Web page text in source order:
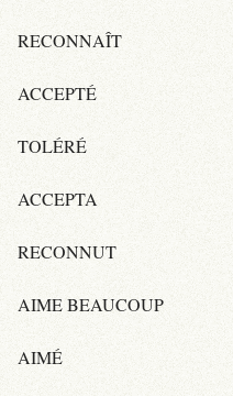
RECONNAÎT
ACCEPTÉ
TOLÉRÉ
ACCEPTA
RECONNUT
AIME BEAUCOUP
AIMÉ